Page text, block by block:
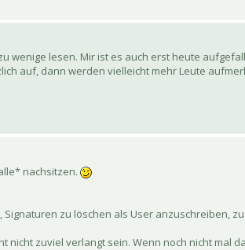
wenige lesen. Mir ist es auch erst heute
auf, dann werden vielleicht mehr Leute
nachsitzen.
zu löschen als User anzuschreiben,
zuviel verlangt sein. Wenn noch nicht mal